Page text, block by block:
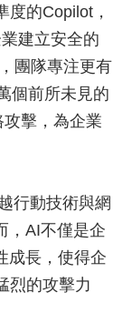
的Copilot，
建立安全的
團隊專注更有
個前所未見的
擊，為企業
行動技術與網
，AI不僅是企
成長，使得企
烈的攻擊力